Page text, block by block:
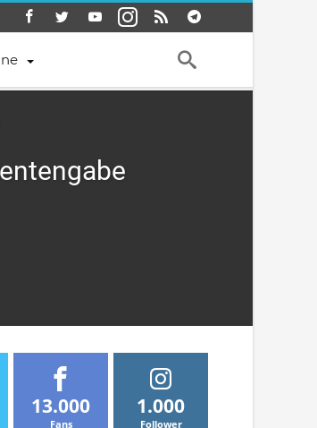
13.000
Fans
1.000
Follower